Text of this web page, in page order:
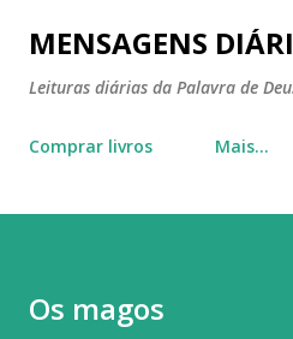
Pular para o
MENSAGENS
Leituras diárias da Palavra de
Comprar livros Mais…
Os magos